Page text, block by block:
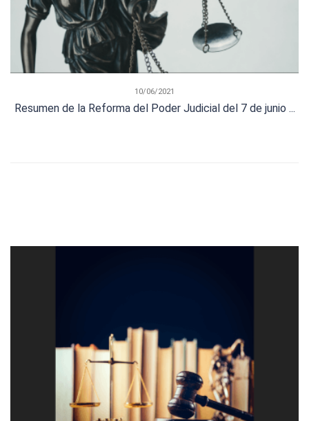
10/06/2021
Resumen de la Reforma del Poder Judicial del 7 de junio ...